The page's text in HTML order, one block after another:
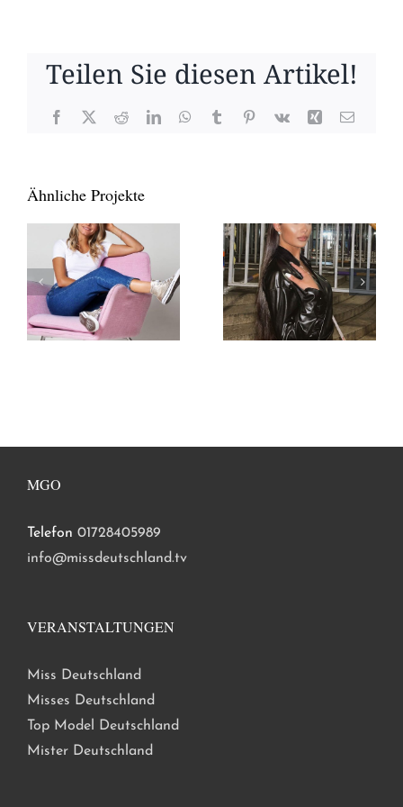
Teilen Sie diesen Artikel!
Facebook
X RedditLinkedInWhatsApp
TumblrPinterest
Vk Xing E-
Ähnliche Projekte
MGO
Telefon 01728405989
info@missdeutschland.tv
VERANSTALTUNGEN
Miss Deutschland
Misses Deutschland
Top Model Deutschland
Mister Deutschland